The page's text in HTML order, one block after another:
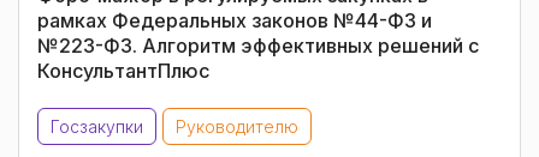
рамках Федеральных законов №44-ФЗ и
№223-ФЗ. Алгоритм эффективных решений с
КонсультантПлюс
Госзакупки Руководителю